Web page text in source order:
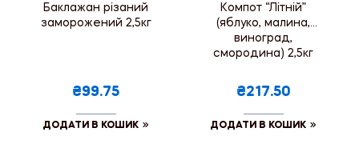
Баклажан різаний
заморожений 2,5кг
₴99.75
ДОДАТИ В КОШИК
Компот “Літній”
(яблуко, малина,
виноград,
смородина) 2,5кг
₴217.50
ДОДАТИ В КОШИК